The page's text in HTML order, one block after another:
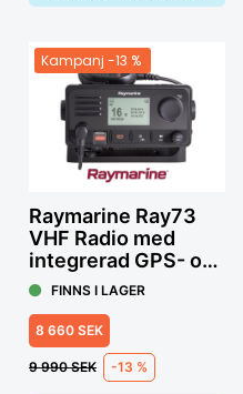
Kampanj -13 %
Raymarine Ray73
VHF Radio med
integrerad GPS- och
AISmottagare
FINNS I LAGER
8 660 SEK
9 990 SEK -13 %